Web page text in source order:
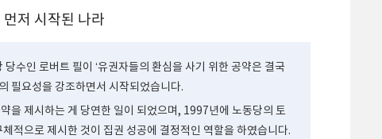
저 시작된 나라
수인 로버트 필이 ‘유권자들의 환심을 사기 위한 공약은 결국
필요성을 강조하면서 시작되었습니다.
을 제시하는 게 당연한 일이 되었으며, 1997년에 노동당의 토
적으로 제시한 것이 집권 성공에 결정적인 역할을 하였습니다.